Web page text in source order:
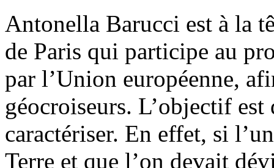
Antonella Barucci est à la
de Paris qui participe au
par l’Union européenne,
géocroiseurs. L’objectif
caractériser. En effet, si
Terre et que l’on devait